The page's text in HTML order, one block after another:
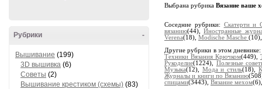
-
Рубрики
Вышивание (199)
3D вышивка (6)
Советы (2)
Вышивание крестиком (схемы) (83)
Выбрана рубрика Вязание ваше
Соседние рубрики: Скатерти и
вязанию(44),Иностранные
Verena(18), Modische Masche
Другие рубрики в этом
Техники Вязания Крючком(449),
Рукоделие(1224), Полезные
Музыка(12), Мода и стиль(18),
Журналы и книги по Вязанию
спицами(3443), Вязание мехом